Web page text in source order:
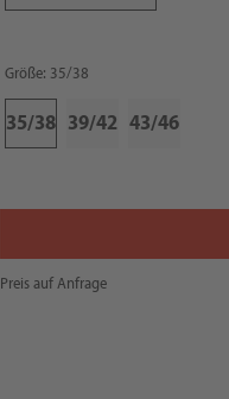
Größe: 35/38
35/38 39/42 43/46
Preis auf Anfrage